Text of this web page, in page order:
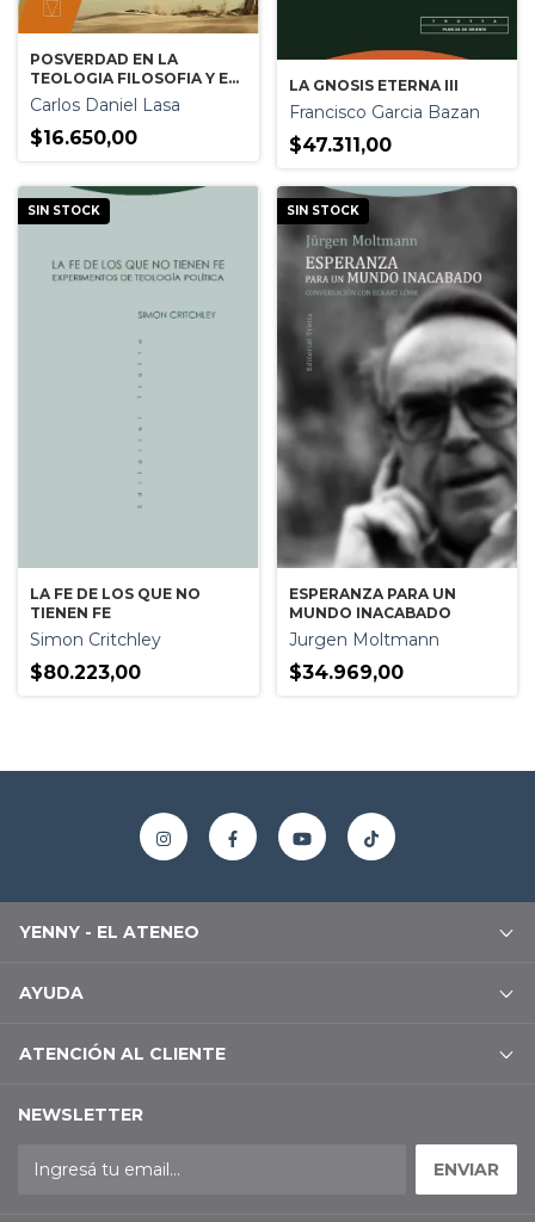
POSVERDAD EN LA
TEOLOGIA FILOSOFIA Y EL
DERECHO LA
Carlos Daniel Lasa
$16.650,00
LA GNOSIS ETERNA III
Francisco Garcia Bazan
$47.311,00
SIN STOCK
LA FE DE LOS QUE NO
TIENEN FE
Simon Critchley
$80.223,00
SIN STOCK
ESPERANZA PARA UN
MUNDO INACABADO
Jurgen Moltmann
$34.969,00
YENNY - EL ATENEO
AYUDA
ATENCIÓN AL CLIENTE
NEWSLETTER